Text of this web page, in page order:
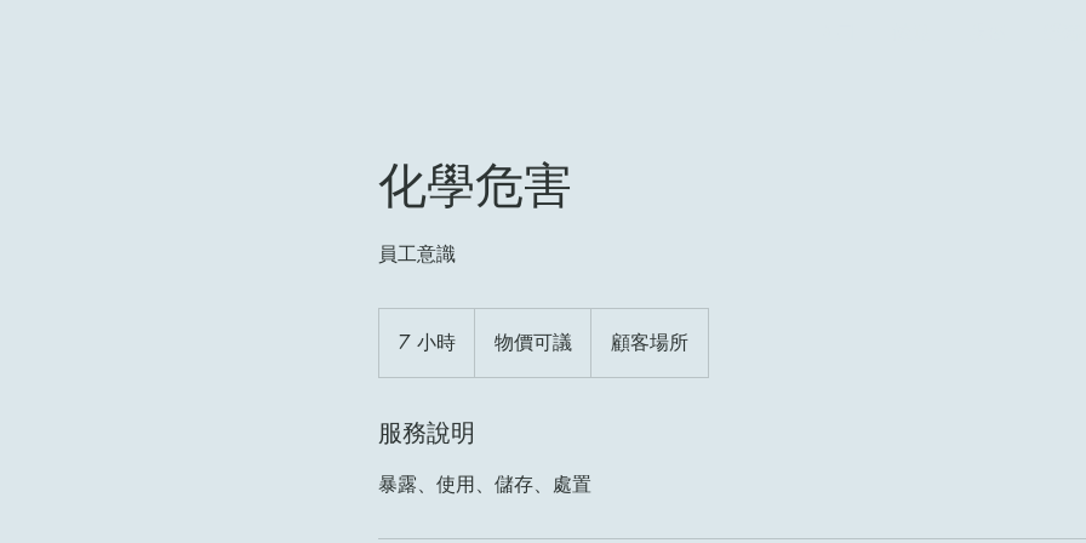
化學危害
員工意識
7 小時
小
物價可議 顧客場所
服務說明
暴露、使用、儲存、處置